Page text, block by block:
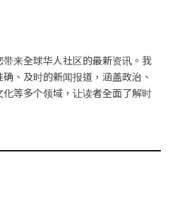
来全球华人社区的最新资讯。我
、及时的新闻报道，涵盖政治、
等多个领域，让读者全面了解时